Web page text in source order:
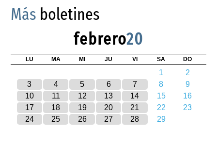
Más boletines
febrero20
LU MA MI JU VI SA DO
1
2
3
4 5 6 7 8
9
10
11 12 13 14 15
16
17
18 19 20 21 22
23
24
25 26 27 28 29